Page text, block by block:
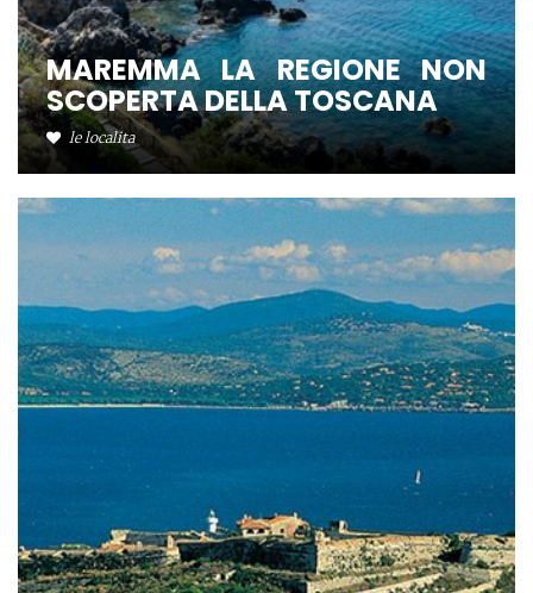
MAREMMA LA REGIONE NON
SCOPERTA DELLA TOSCANA
le localita